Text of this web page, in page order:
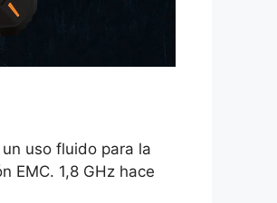
uso fluido para la
EMC. 1,8 GHz hace